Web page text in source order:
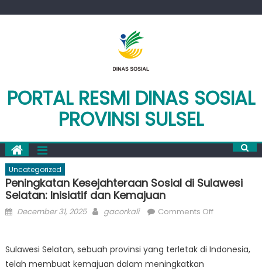
PORTAL RESMI DINAS SOSIAL
PROVINSI SULSEL
Uncategorized
Peningkatan Kesejahteraan Sosial di Sulawesi
Selatan: Inisiatif dan Kemajuan
Posted
December 31, 2025 Author
gacorkali Comments Offon
Sosial
Sulawesi Selatan, sebuah provinsi yang terletak di Indonesia,
telah membuat kemajuan dalam meningkatkan